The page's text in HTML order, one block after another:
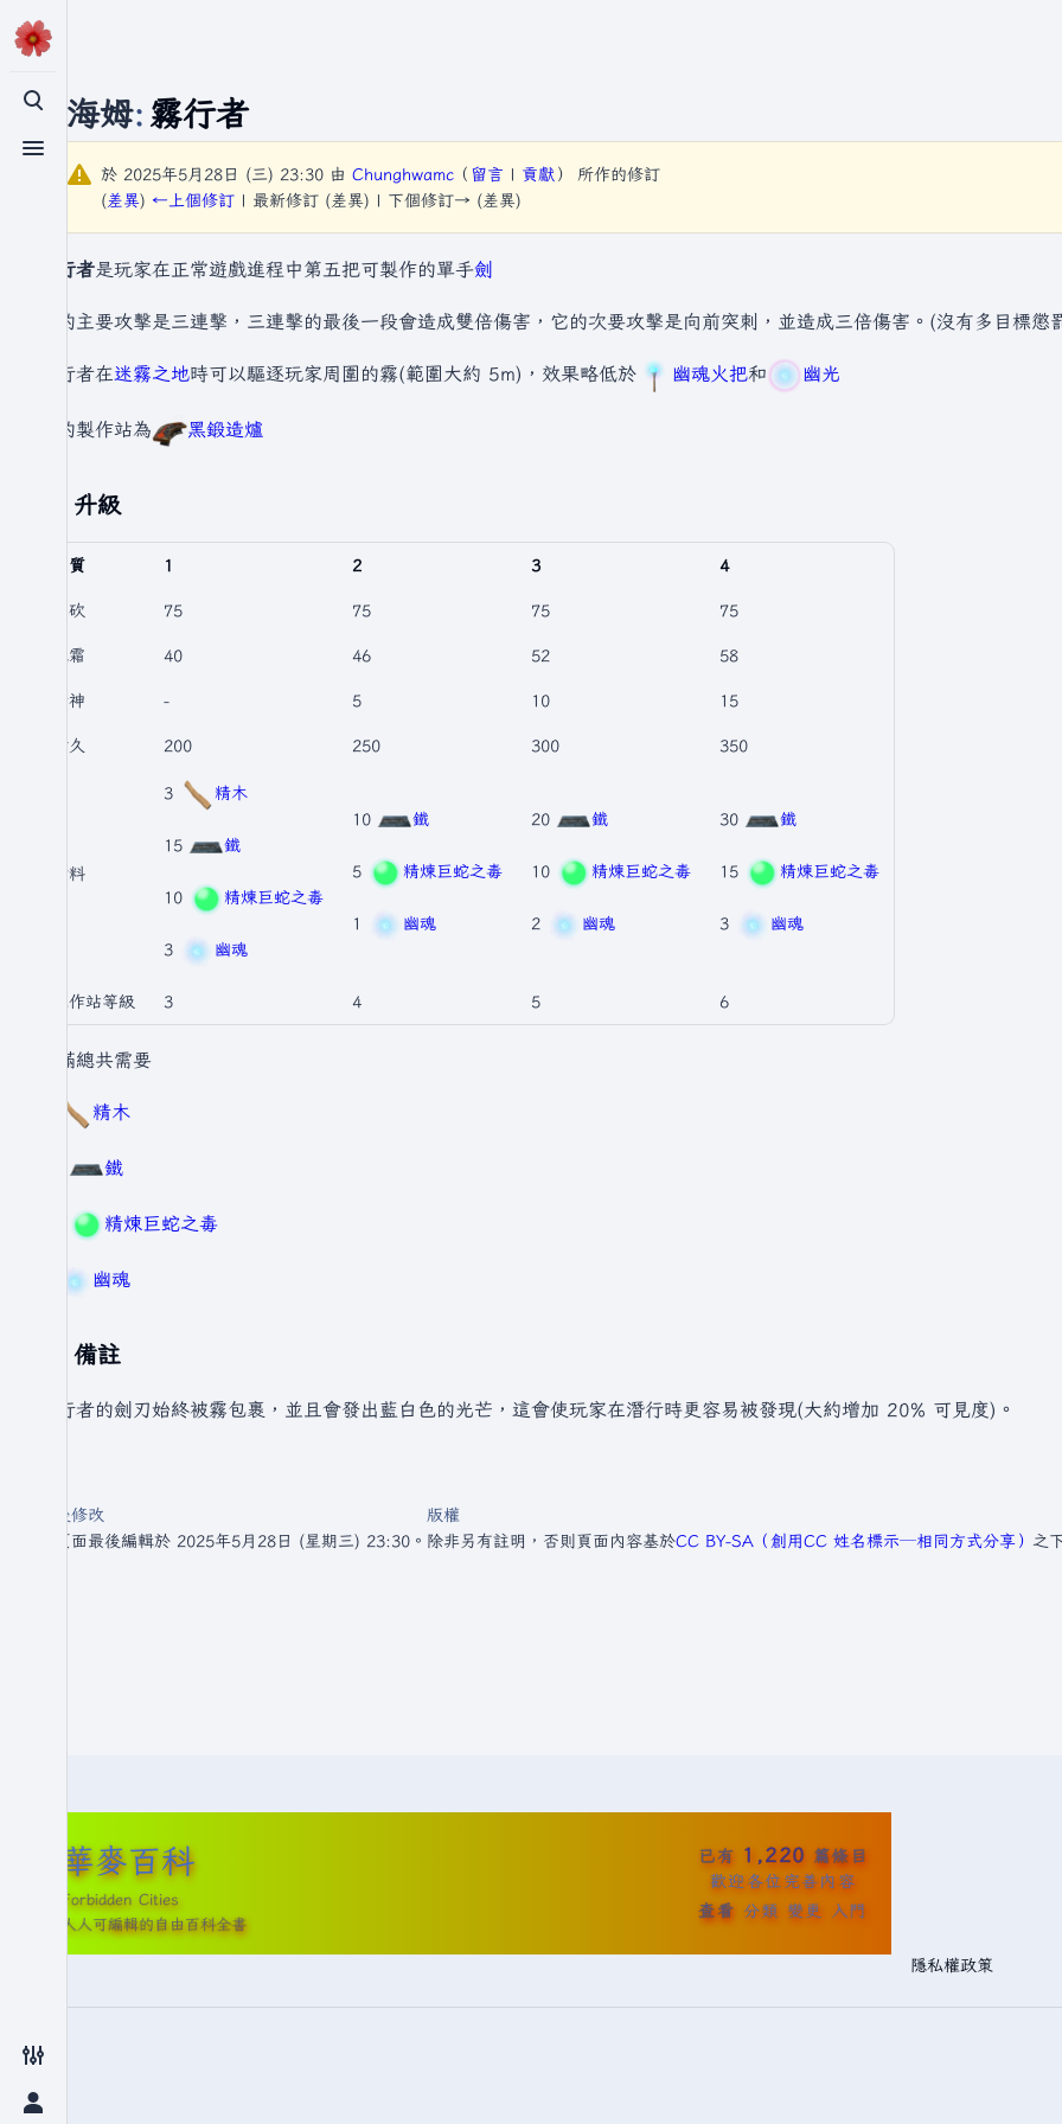
切換搜尋
切換選單
切換偏好設定選單
切換個人選單
瓦爾海姆: 霧行者
於 2025年5月28日 (三) 23:30 由 Chunghwamc （ 留言 | 貢獻 ）
所作的修訂
(差異) ←上個修訂 | 最新修訂 (差異) | 下個修訂→ (差異)
霧行者是玩家在正常遊戲進程中第五把可製作的單手劍
它的主要攻擊是三連擊，三連擊的最後一段會造成雙倍傷害，它的次要攻擊是向前突刺，並造成三倍傷害。(沒有多目標懲
霧行者在迷霧之地時可以驅逐玩家周圍的霧(範圍大約 5m)，效果略低於 幽魂火把和 幽光
它的製作站為 黑鍛造爐
升級
品質 1 2 3 4
劈砍 75 75 75 75
冰霜 40 46 52 58
精神 - 5 10 15
耐久 200 250 300 350
材料
3 精木
15 鐵
10 精煉巨蛇之毒
3 幽魂
10 鐵
5 精煉巨蛇之毒
1 幽魂
20 鐵
10 精煉巨蛇之毒
2 幽魂
30 鐵
15 精煉巨蛇之毒
3 幽魂
工作站等級 3 4 5 6
升滿總共需要
精木
鐵
精煉巨蛇之毒
幽魂
備註
霧行者的劍刃始終被霧包裹，並且會發出藍白色的光芒，這會使玩家在潛行時更容易被發現(大約增加 20% 可見度)。
最後修改
此頁面最後編輯於 2025年5月28日 (星期三) 23:30。
版權
除非另有註明，否則頁面內容基於CC BY-SA（創用CC 姓名標示─相同方式分享） 之
華麥百科
Forbidden Cities
人人可編輯的自由百科全書
已有 1,220 篇條目
歡迎各位完善內容
查看 分類 變更 入門
隱私權政策